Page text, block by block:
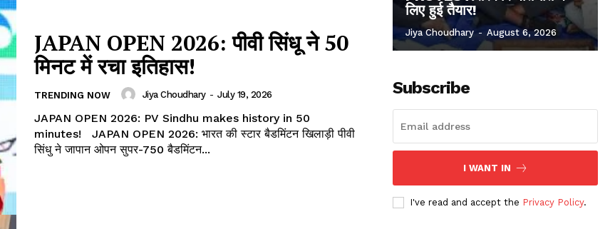
JAPAN OPEN 2026: पीवी सिंधू ने 50
मिनट में रचा इतिहास!
TRENDING NOW Jiya Choudhary - July 19, 2026
JAPAN OPEN 2026: PV Sindhu makes history in 50
minutes! JAPAN OPEN 2026: भारत की स्टार बैडमिंटन खिलाड़ी पीवी
सिंधु ने जापान ओपन सुपर-750 बैडमिंटन...
लिए हुई तैयार!
Jiya Choudhary - August 6, 2026
Subscribe
I WANT IN
I've read and accept the Privacy Policy.